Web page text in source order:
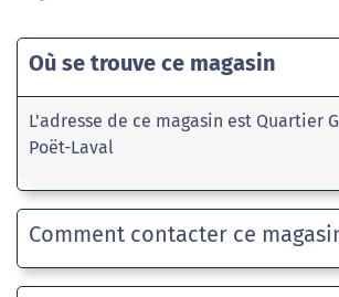
Où se trouve ce magasin
L'adresse de ce magasin est Quartier
Poët-Laval
Comment contacter ce